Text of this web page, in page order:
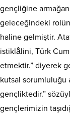
gençliğine
geleceğindeki
haline gelmiştir.
istiklâlini, Türk
etmektir.” diyerek
kutsal sorumluluğu
gençliktedir.”
gençlerimizin